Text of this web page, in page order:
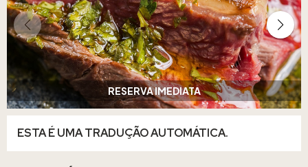
RESERVA IMEDIATA
ESTA É UMA TRADUÇÃO AUTOMÁTICA.